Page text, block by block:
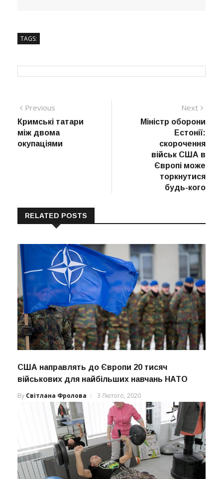
TAGS:
Навігація
записів
Previous
post:
Кримські татари
між двома
окупаціями
Next
Міністр оборони
Естонії:
скорочення
військ США в
Європі може
торкнутися
будь-кого
RELATED POSTS
США направлять до Європи 20 тисяч
військових для найбільших навчань НАТО
By Світлана Фролова 3 Лютого, 2020